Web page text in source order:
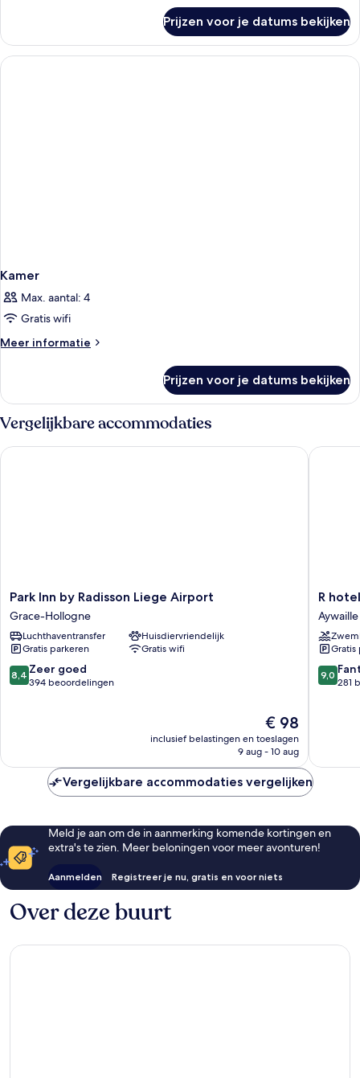
STANDARD
Prijzen voor je datums bekijken
Kamer
Max. aantal: 4
Gratis wifi
Meer informatie
Meer
Prijzen voor je datums bekijken
Vergelijkbare accommodaties
Park
Inn
by
Radisson
Liege
Airport
Grace-
Park Inn by Radisson Liege Airport
Grace-Hollogne
Luchthaventransfer
Huisdiervriendelijk
Gratis parkeren
Gratis wifi
8.4
van
8,4 Zeer goed
394 beoordelingen
De
prijs
is
€ 98
inclusief belastingen en toeslagen
9 aug - 10 aug
Park Inn by Radisson Liege Airport
R
hotel
Aywaille
R
Aywaille
Gratis
9.0
van
9,0
281
R hotel
Vergelijkbare accommodaties vergelijken
Meld je aan om de in aanmerking komende kortingen en
extra's te zien. Meer beloningen voor meer avonturen!
Aanmelden Registreer je nu, gratis en voor niets
Over deze buurt